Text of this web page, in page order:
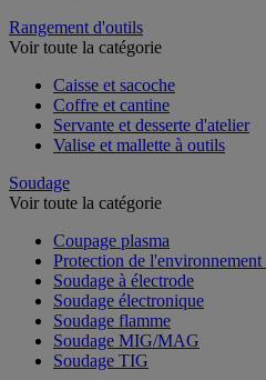
Rangement d'outils
Voir toute la catégorie
Caisse et sacoche
Coffre et cantine
Servante et desserte d'atelier
Valise et mallette à outils
Soudage
Voir toute la catégorie
Coupage plasma
Protection de l'environnement
Soudage à électrode
Soudage électronique
Soudage flamme
Soudage MIG/MAG
Soudage TIG